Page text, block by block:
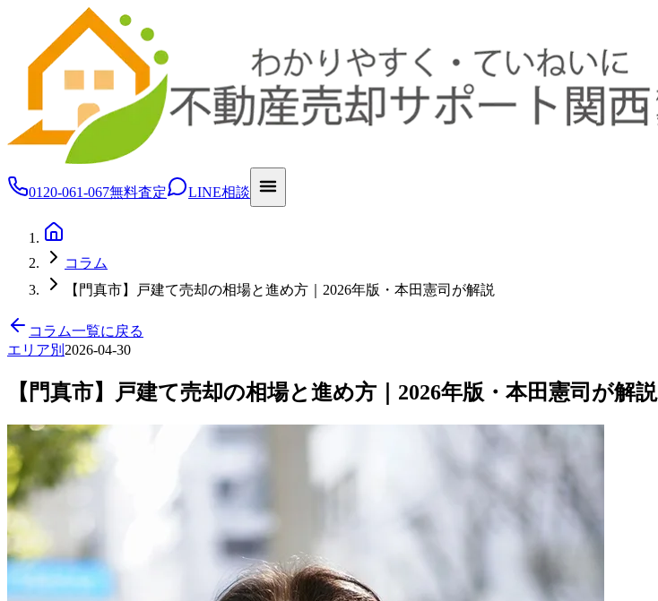
0120-061-067無料査定 LINE相談
コラム
【門真市】戸建て売却の相場と進め方｜2026年版・本田憲司が解説
コラム一覧に戻る
エリア別 2026-04-30
【門真市】戸建て売却の相場と進め方｜2026年版・本田憲司が解説